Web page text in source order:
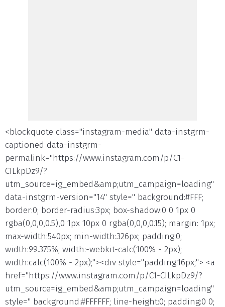
<blockquote class="instagram-media" data-instgrm-
captioned data-instgrm-
permalink="https://www.instagram.com/p/C1-
CILkpDz9/?
utm_source=ig_embed&amp;utm_campaign=loading"
data-instgrm-version="14" style=" background:#FFF;
border:0; border-radius:3px; box-shadow:0 0 1px 0
rgba(0,0,0,0.5),0 1px 10px 0 rgba(0,0,0,0.15); margin: 1px;
max-width:540px; min-width:326px; padding:0;
width:99.375%; width:-webkit-calc(100% - 2px);
width:calc(100% - 2px);"><div style="padding:16px;"> <a
href="https://www.instagram.com/p/C1-CILkpDz9/?
utm_source=ig_embed&amp;utm_campaign=loading"
style=" background:#FFFFFF; line-height:0; padding:0 0;